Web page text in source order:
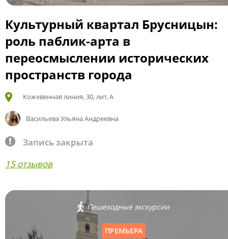
Культурный квартал Брусницын:
роль паблик-арта в
переосмыслении исторических
пространств города
Кожевенная линия, 30, лит. А
Васильева Ульяна Андреевна
Запись закрыта
15 отзывов
Пешеходные экскурсии
ПРЕМЬЕРА